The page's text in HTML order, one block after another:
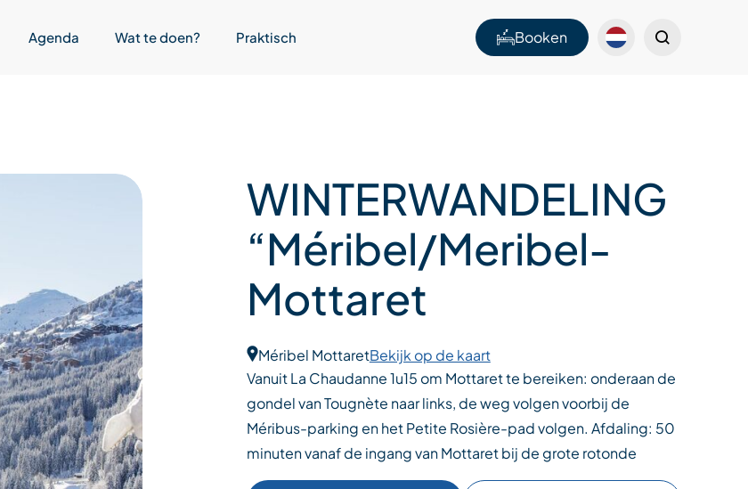
Agenda Wat te doen? Praktisch Booken
WINTERWANDELING
“Méribel/Meribel-
Mottaret
Méribel MottaretBekijk op de kaart
Vanuit La Chaudanne 1u15 om Mottaret te bereiken: onderaan de
gondel van Tougnète naar links, de weg volgen voorbij de
Méribus-parking en het Petite Rosière-pad volgen. Afdaling: 50
minuten vanaf de ingang van Mottaret bij de grote rotonde